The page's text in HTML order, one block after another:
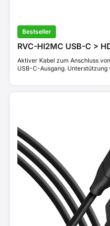
Bestseller
RVC-HI2MC USB-C >
Aktiver Kabel zum Anschluss
USB-C-Ausgang. Unterstützung